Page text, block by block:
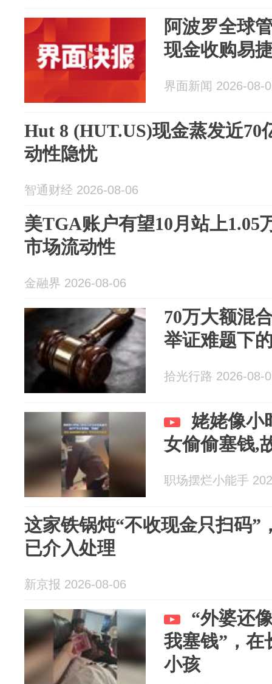
阿波罗全球
现金收购易
界面新闻 2026-08-
Hut 8 (HUT.US)现金蒸发近70
动性隐忧
智通财经 2026-08-06
美TGA账户有望10月站上1.05
市场流动性
金融界 2026-08-06
70万大额混
举证难题下
拾光行路 2026-08-
姥姥像小
女偷偷塞钱,
职场摆烂小能手
这家铁锅炖“不收现金只扫码”
已介入处理
新京报 2026-08-06
“外婆还
我塞钱”，在
小孩